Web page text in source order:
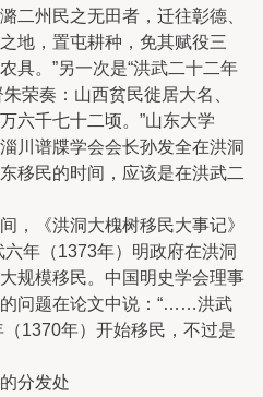
二州民之无田者，迁往彰德、
地，置屯耕种，免其赋役三
具。”另一次是“洪武二十二年
荣奏：山西贫民徙居大名、
六千七十二顷。”山东大学
川谱牒学会会长孙发全在洪洞
移民的时间，应该是在洪武二
《洪洞大槐树移民大事记》
年（1373年）明政府在洪洞
规模移民。中国明史学会理事
问题在论文中说：“……洪武
1370年）开始移民，不过是
分发处